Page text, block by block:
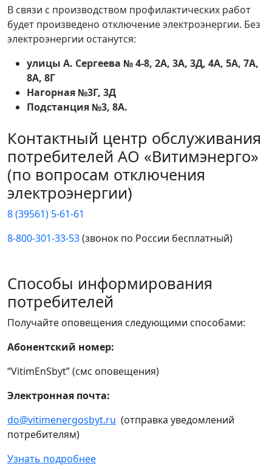
В связи с производством профилактических работ
будет произведено отключение электроэнергии. Без
электроэнергии останутся:
улицы А. Сергеева № 4-8, 2А, 3А, 3Д, 4А, 5А, 7А,
8А, 8Г
Нагорная №3Г, 3Д
Подстанция №3, 8А.
Контактный центр обслуживания
потребителей АО «Витимэнерго»
(по вопросам отключения
электроэнергии)
8 (39561) 5-61-61
8-800-301-33-53(звонок по России бесплатный)
Способы информирования
потребителей
Получайте оповещения следующими способами:
Абонентский номер:
“VitimEnSbyt” (смс оповещения)
Электронная почта:
do@vitimenergosbyt.ru (отправка уведомлений
потребителям)
Узнать подробнее